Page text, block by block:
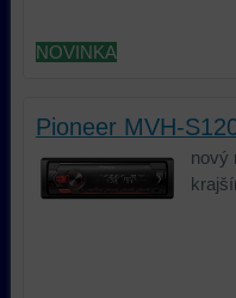
NOVINKA
Pioneer MVH-
nový